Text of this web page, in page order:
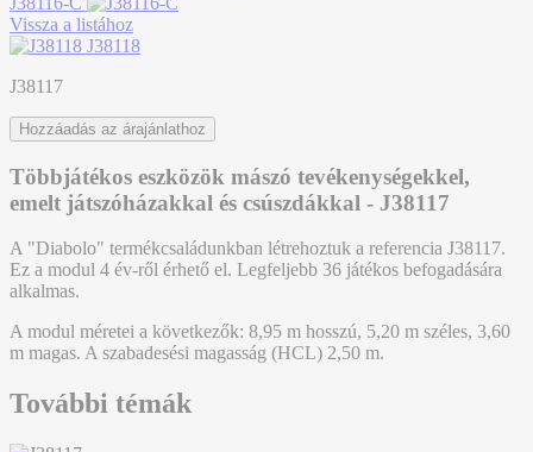
Vissza a listához
J38118
J38117
Hozzáadás az árajánlathoz
Többjátékos eszközök mászó tevékenységekkel,
emelt játszóházakkal és csúszdákkal - J38117
A "Diabolo" termékcsaládunkban létrehoztuk a referencia J38117.
Ez a modul 4 év-ről érhető el. Legfeljebb 36 játékos befogadására
alkalmas.
A modul méretei a következők: 8,95 m hosszú, 5,20 m széles, 3,60
m magas. A szabadesési magasság (HCL) 2,50 m.
További témák